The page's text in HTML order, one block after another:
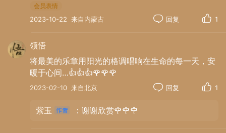
会员表情
2023-10-22 来自内蒙古 回复 1
领悟
将最美的乐章用阳光的格调唱响在生命的每一天，安
暖于心间…👍👍👍🌹🌹🌹
2023-02-10 来自北京 回复 1
紫玉 ：谢谢欣赏🌹🌹🌹